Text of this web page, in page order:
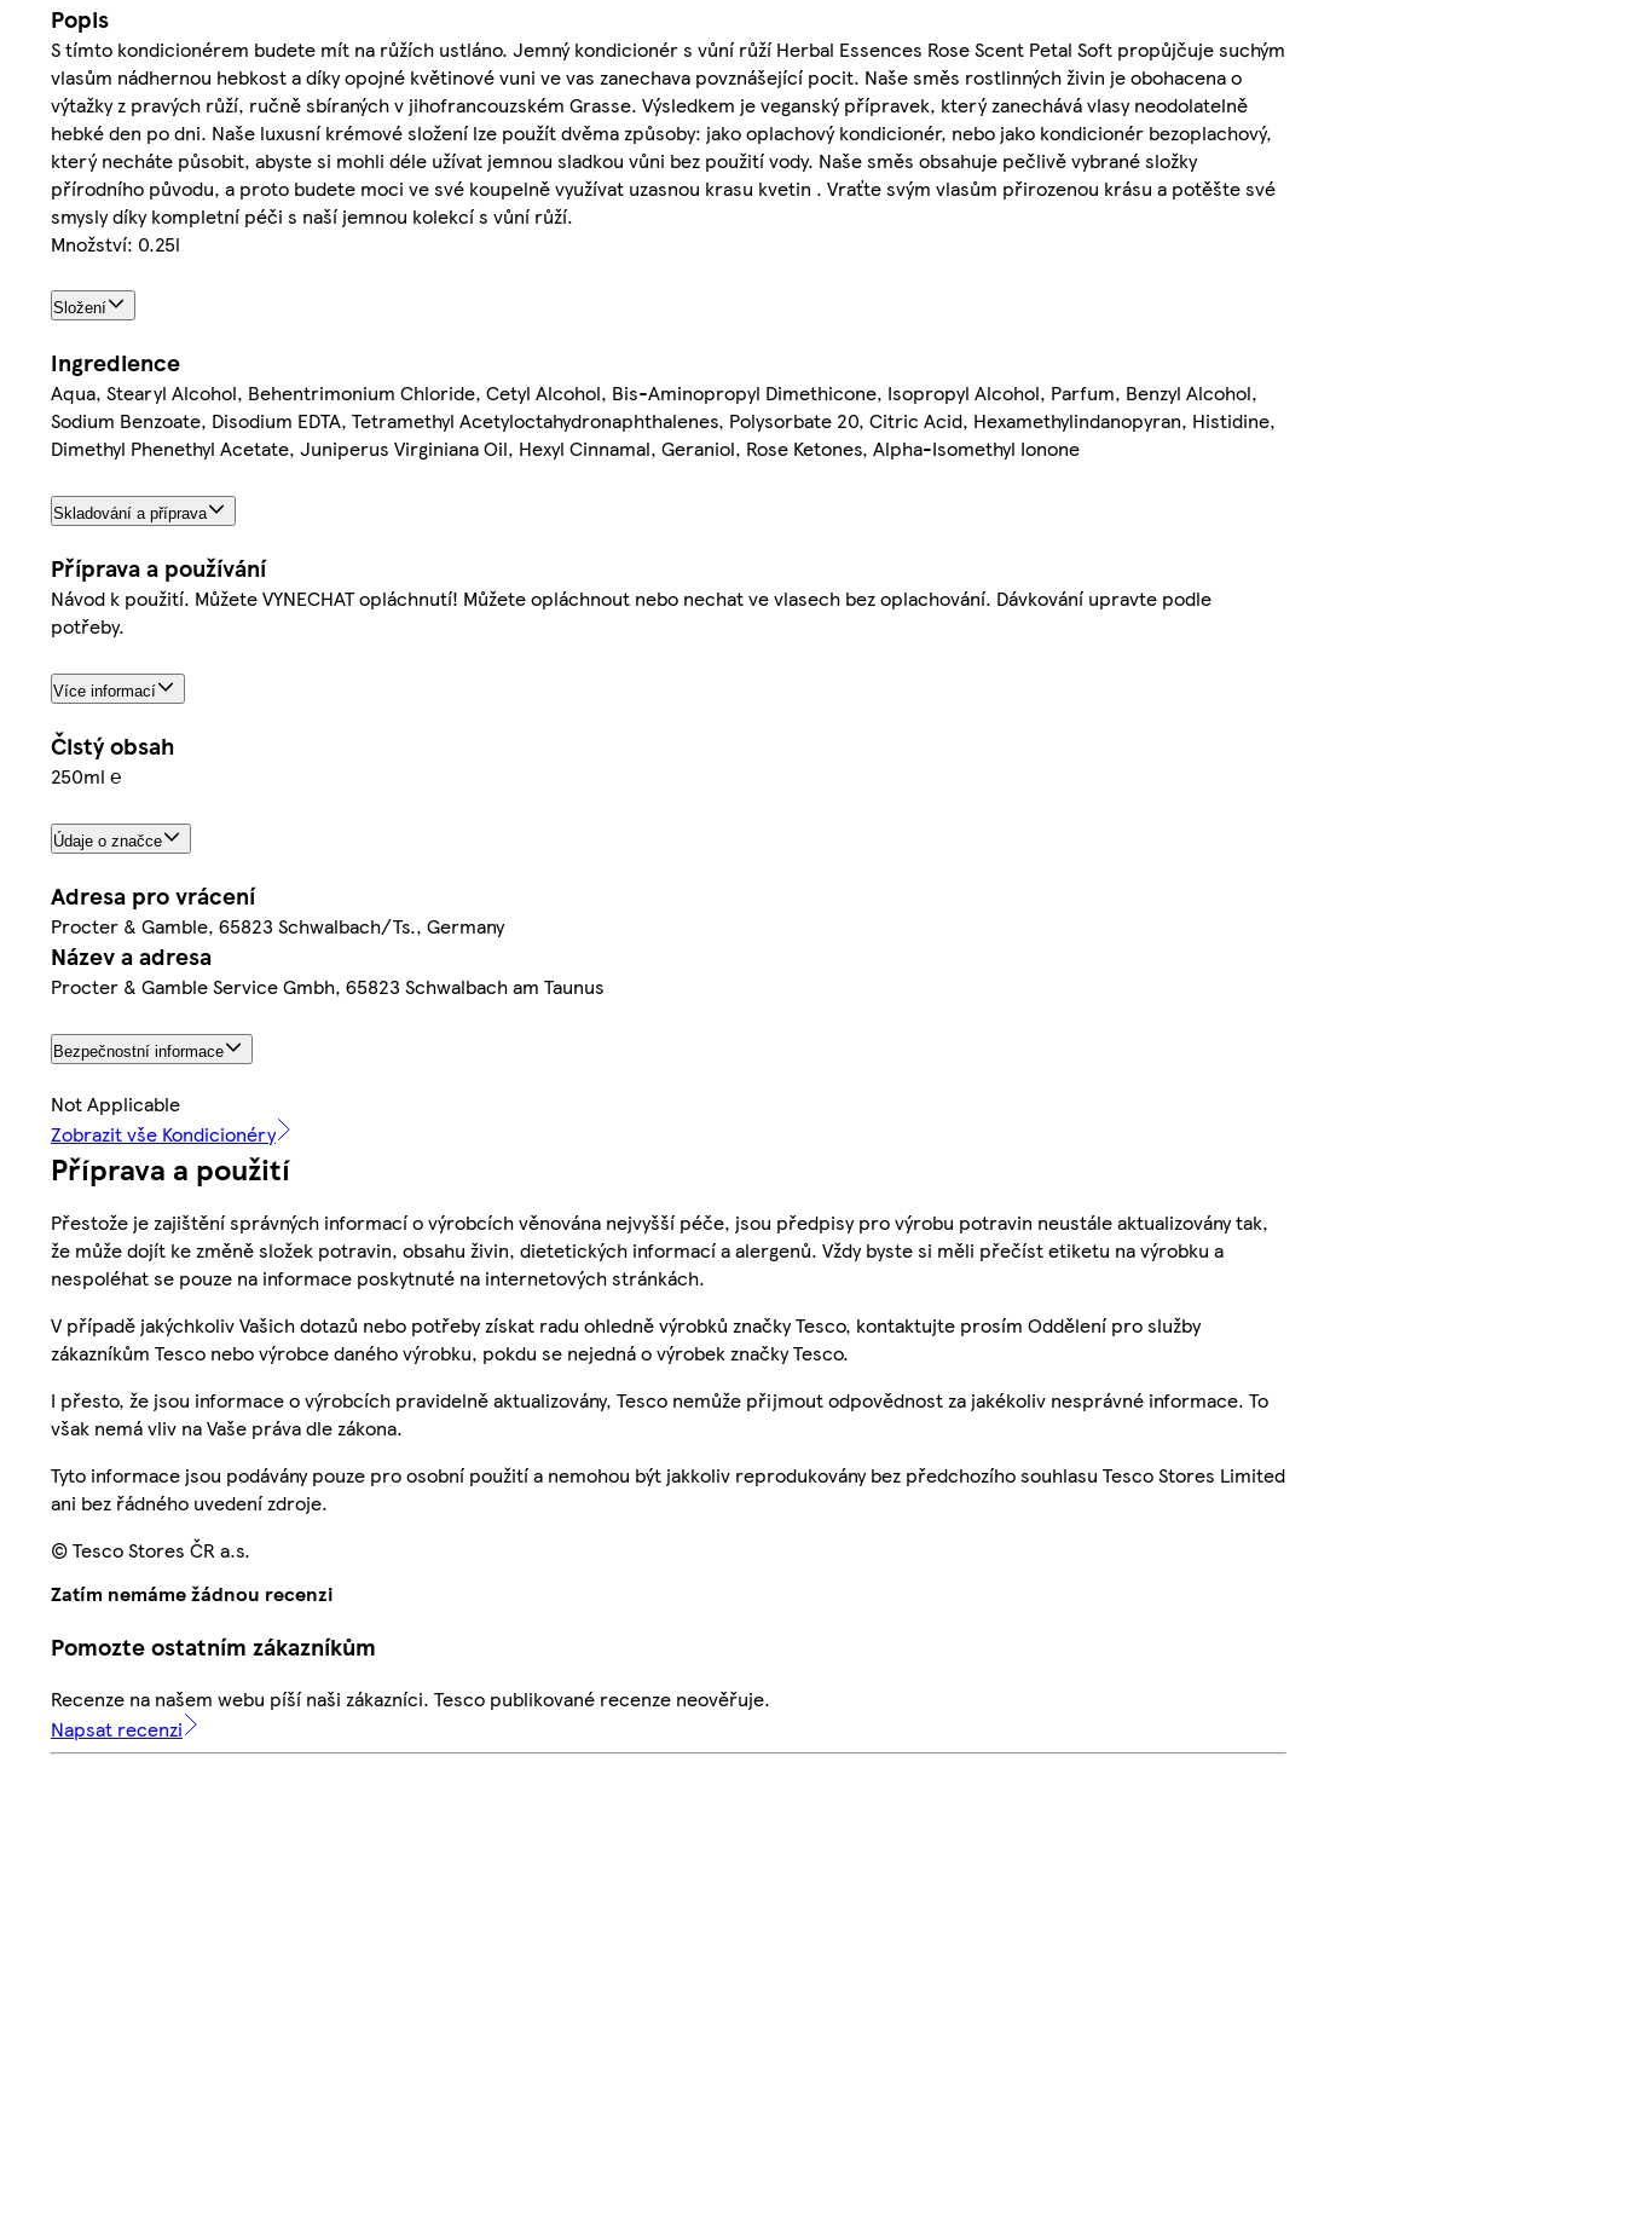
Popis
S tímto kondicionérem budete mít na růžích ustláno. Jemný kondicionér s vůní růží Herbal Essences Rose Scent Petal Soft propůjčuje suchým
vlasům nádhernou hebkost a díky opojné květinové vuni ve vas zanechava povznášející pocit. Naše směs rostlinných živin je obohacena o
výtažky z pravých růží, ručně sbíraných v jihofrancouzském Grasse. Výsledkem je veganský přípravek, který zanechává vlasy neodolatelně
hebké den po dni. Naše luxusní krémové složení lze použít dvěma způsoby: jako oplachový kondicionér, nebo jako kondicionér bezoplachový,
který necháte působit, abyste si mohli déle užívat jemnou sladkou vůni bez použití vody. Naše směs obsahuje pečlivě vybrané složky
přírodního původu, a proto budete moci ve své koupelně využívat uzasnou krasu kvetin . Vraťte svým vlasům přirozenou krásu a potěšte své
smysly díky kompletní péči s naší jemnou kolekcí s vůní růží.
Množství: 0.25l
Složení
Ingredience
Aqua, Stearyl Alcohol, Behentrimonium Chloride, Cetyl Alcohol, Bis-Aminopropyl Dimethicone, Isopropyl Alcohol, Parfum, Benzyl Alcohol,
Sodium Benzoate, Disodium EDTA, Tetramethyl Acetyloctahydronaphthalenes, Polysorbate 20, Citric Acid, Hexamethylindanopyran, Histidine,
Dimethyl Phenethyl Acetate, Juniperus Virginiana Oil, Hexyl Cinnamal, Geraniol, Rose Ketones, Alpha-Isomethyl Ionone
Skladování a příprava
Příprava a používání
Návod k použití. Můžete VYNECHAT opláchnutí! Můžete opláchnout nebo nechat ve vlasech bez oplachování. Dávkování upravte podle
potřeby.
Více informací
Čistý obsah
250ml ℮
Údaje o značce
Adresa pro vrácení
Procter & Gamble, 65823 Schwalbach/Ts., Germany
Název a adresa
Procter & Gamble Service Gmbh, 65823 Schwalbach am Taunus
Bezpečnostní informace
Not Applicable
Zobrazit vše Kondicionéry
Příprava a použití
Přestože je zajištění správných informací o výrobcích věnována nejvyšší péče, jsou předpisy pro výrobu potravin neustále aktualizovány tak,
že může dojít ke změně složek potravin, obsahu živin, dietetických informací a alergenů. Vždy byste si měli přečíst etiketu na výrobku a
nespoléhat se pouze na informace poskytnuté na internetových stránkách.
V případě jakýchkoliv Vašich dotazů nebo potřeby získat radu ohledně výrobků značky Tesco, kontaktujte prosím Oddělení pro služby
zákazníkům Tesco nebo výrobce daného výrobku, pokdu se nejedná o výrobek značky Tesco.
I přesto, že jsou informace o výrobcích pravidelně aktualizovány, Tesco nemůže přijmout odpovědnost za jakékoliv nesprávné informace. To
však nemá vliv na Vaše práva dle zákona.
Tyto informace jsou podávány pouze pro osobní použití a nemohou být jakkoliv reprodukovány bez předchozího souhlasu Tesco Stores Limited
ani bez řádného uvedení zdroje.
© Tesco Stores ČR a.s.
Zatím nemáme žádnou recenzi
Pomozte ostatním zákazníkům
Recenze na našem webu píší naši zákazníci. Tesco publikované recenze neověřuje.
Napsat recenzi